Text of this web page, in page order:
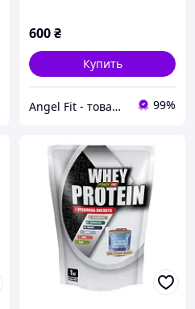
600₴
Купить
Angel Fit - товари для здоров'я, спорту та активного життя 99%